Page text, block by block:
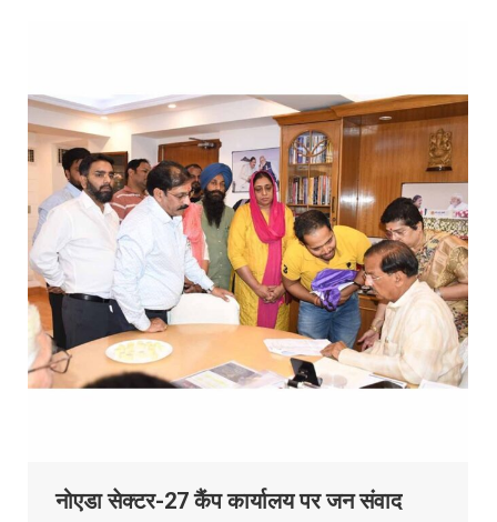
नोएडा सेक्टर-27 कैंप कार्यालय पर जन संवाद